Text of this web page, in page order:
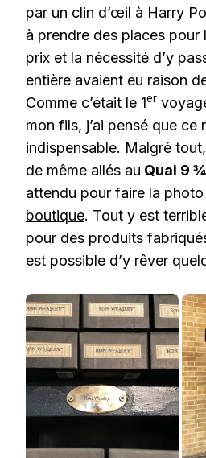
par un clin d’œil à Harry
à prendre des places pour
prix et la nécessité d’y
entière avaient eu raison
Comme c’était le 1er
mon fils, j’ai pensé que ce
indispensable. Malgré
de même allés au Quai 9 ¾
attendu pour faire la
boutique. Tout y est
pour des produits
est possible d’y rêver